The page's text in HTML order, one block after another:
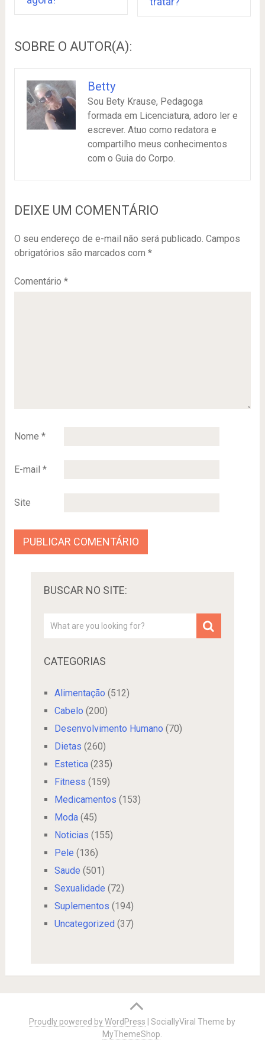
SOBRE O AUTOR(A):
Betty
Sou Bety Krause, Pedagoga
formada em Licenciatura, adoro ler e
escrever. Atuo como redatora e
compartilho meus conhecimentos
com o Guia do Corpo.
DEIXE UM COMENTÁRIO
O seu endereço de e-mail não será publicado. Campos
obrigatórios são marcados com *
Comentário *
Nome *
E-mail *
Site
BUSCAR NO SITE:
CATEGORIAS
Alimentação (512)
Cabelo (200)
Desenvolvimento Humano (70)
Dietas (260)
Estetica(235)
Fitness (159)
Medicamentos (153)
Moda(45)
Noticias (155)
Pele (136)
Saude (501)
Sexualidade (72)
Suplementos (194)
Uncategorized (37)
Proudly powered by WordPress |SociallyViral Theme by
MyThemeShop